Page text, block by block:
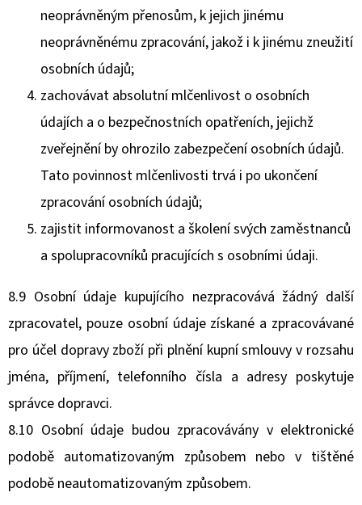
neoprávněným přenosům, k jejich jinému
neoprávněnému zpracování, jakož i k jinému zneužití
osobních údajů;
zachovávat absolutní mlčenlivost o osobních
údajích a o bezpečnostních opatřeních, jejichž
zveřejnění by ohrozilo zabezpečení osobních údajů.
Tato povinnost mlčenlivosti trvá i po ukončení
zpracování osobních údajů;
zajistit informovanost a školení svých zaměstnanců
a spolupracovníků pracujících s osobními údaji.
8.9 Osobní údaje kupujícího nezpracovává žádný další
zpracovatel, pouze osobní údaje získané a zpracovávané
pro účel dopravy zboží při plnění kupní smlouvy v rozsahu
jména, příjmení, telefonního čísla a adresy poskytuje
správce dopravci.
8.10 Osobní údaje budou zpracovávány v elektronické
podobě automatizovaným způsobem nebo v tištěné
podobě neautomatizovaným způsobem.